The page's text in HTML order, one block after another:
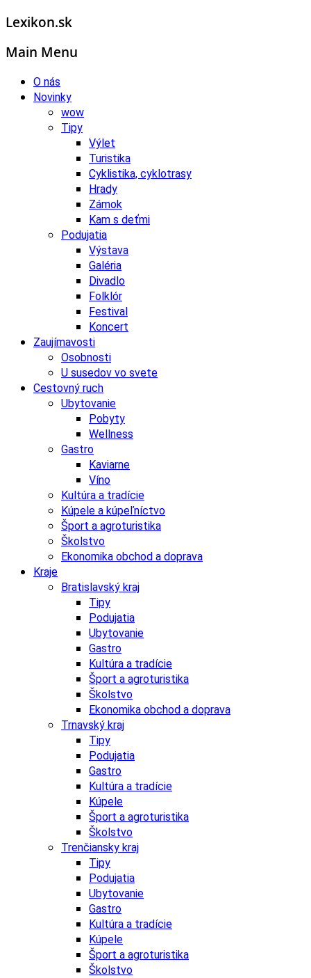
Lexikon.sk
Main Menu
O nás
Novinky
wow
Tipy
Výlet
Turistika
Cyklistika, cyklotrasy
Hrady
Zámok
Kam s deťmi
Podujatia
Výstava
Galéria
Divadlo
Folklór
Festival
Koncert
Zaujímavosti
Osobnosti
U susedov vo svete
Cestovný ruch
Ubytovanie
Pobyty
Wellness
Gastro
Kaviarne
Víno
Kultúra a tradície
Kúpele a kúpeľníctvo
Šport a agroturistika
Školstvo
Ekonomika obchod a doprava
Kraje
Bratislavský kraj
Tipy
Podujatia
Ubytovanie
Gastro
Kultúra a tradície
Šport a agroturistika
Školstvo
Ekonomika obchod a doprava
Trnavský kraj
Tipy
Podujatia
Gastro
Kultúra a tradície
Kúpele
Šport a agroturistika
Školstvo
Trenčiansky kraj
Tipy
Podujatia
Ubytovanie
Gastro
Kultúra a tradície
Kúpele
Šport a agroturistika
Školstvo